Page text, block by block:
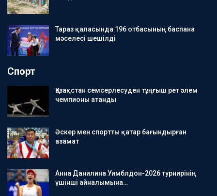
Тараз қаласында 196 отбасының баспана
мәселесі шешілді
Спорт
Қазақстан семсерлесуден тұңғыш рет әлем
чемпионы атанды
Әскер мен спортты қатар бағындырған
азамат
Анна Данилина Уимблдон-2026 турнирінің
үшінші айналымына…